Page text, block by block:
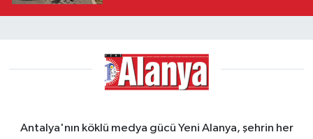
Antalya'nın köklü medya gücü Yeni Alanya, şehrin her